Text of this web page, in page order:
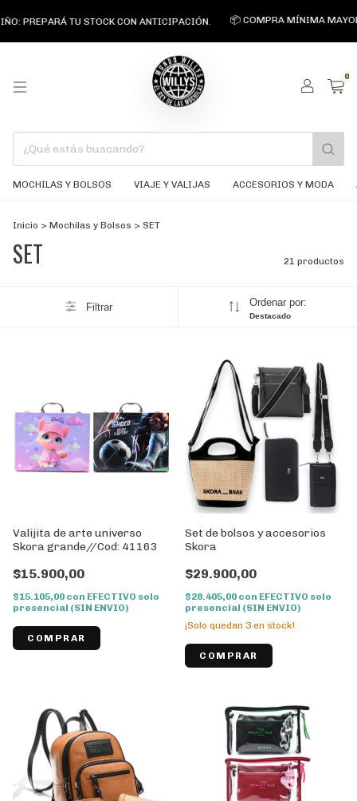
TU STOCK CON ANTICIPACIÓN. 📦 COMPRA MÍNIMA MAYORISTA
0
MOCHILAS Y BOLSOS VIAJE Y VALIJAS ACCESORIOS Y MODA
Inicio > Mochilas y Bolsos > SET
SET 21 productos
Filtrar Ordenar por:
Destacado
Valijita de arte universo
Skora grande//Cod: 41163
$15.900,00
$15.105,00 con EFECTIVO solo
presencial (SIN ENVIO)
COMPRAR
Set de bolsos y accesorios
Skora
$29.900,00
$28.405,00 con EFECTIVO solo
presencial (SIN ENVIO)
¡Solo quedan 3 en stock!
COMPRAR